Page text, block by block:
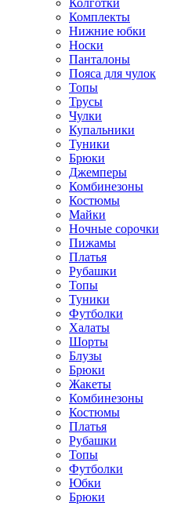
Комплекты
Нижние юбки
Носки
Панталоны
Поясa для чулок
Топы
Трусы
Чулки
Купальники
Туники
Брюки
Джемперы
Комбинезоны
Костюмы
Майки
Ночные сорочки
Пижамы
Платья
Рубашки
Топы
Туники
Футболки
Халаты
Шорты
Блузы
Брюки
Жакеты
Комбинезоны
Костюмы
Платья
Рубашки
Топы
Футболки
Юбки
Брюки